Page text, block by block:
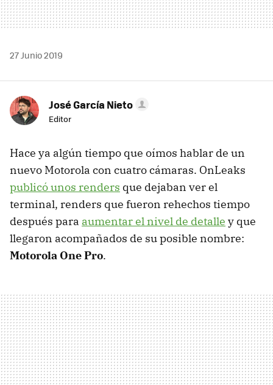
27 Junio 2019
José García Nieto
Editor
Hace ya algún tiempo que oímos hablar de un
nuevo Motorola con cuatro cámaras. OnLeaks
publicó unos renders que dejaban ver el
terminal, renders que fueron rehechos tiempo
después para aumentar el nivel de detalle y que
llegaron acompañados de su posible nombre:
Motorola One Pro.